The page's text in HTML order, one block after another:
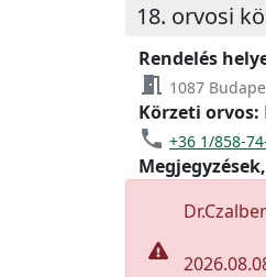
18. orvosi
Rendelés
meeting_room 1087
Körzeti orvos:
phone +36 1/858-